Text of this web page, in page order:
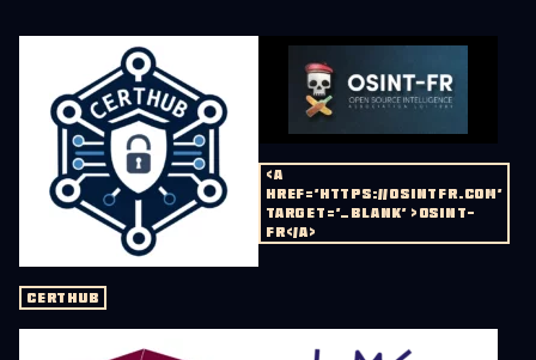
CERTHUB
<A
HREF='HTTPS://OSINTFR.COM'
TARGET='_BLANK' >OSINT-
FR</A>